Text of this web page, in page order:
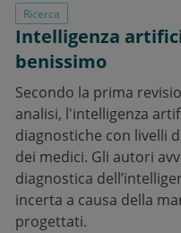
Ricerca
Intelligenza
benissimo
Secondo la prima
analisi, l'intelligenza
diagnostiche con livelli
dei medici. Gli autori
diagnostica
incerta a causa della
progettati.